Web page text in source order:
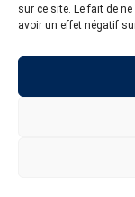
sur ce site. Le fait de
avoir un effet négatif
©